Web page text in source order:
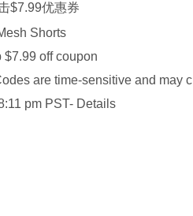
$7.99优惠券
Shorts
$7.99 off coupon
are time-sensitive and may
pm PST- Details